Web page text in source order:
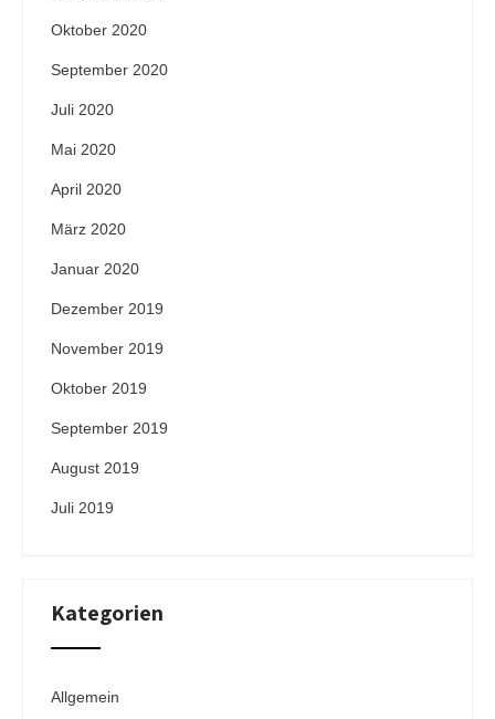
Oktober 2020
September 2020
Juli 2020
Mai 2020
April 2020
März 2020
Januar 2020
Dezember 2019
November 2019
Oktober 2019
September 2019
August 2019
Juli 2019
Kategorien
Allgemein